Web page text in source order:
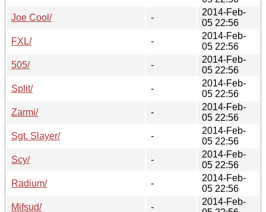
Joe Cool/
-
2014-Feb-
05 22:56
FXL/
-
2014-Feb-
05 22:56
505/
-
2014-Feb-
05 22:56
Split/
-
2014-Feb-
05 22:56
Zarmi/
-
2014-Feb-
05 22:56
Sgt. Slayer/
-
2014-Feb-
05 22:56
Scy/
-
2014-Feb-
05 22:56
Radium/
-
2014-Feb-
05 22:56
Mifsud/
-
2014-Feb-